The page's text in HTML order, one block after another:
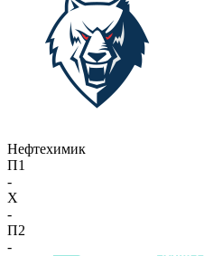
Нефтехимик
П1
-
X
-
П2
-